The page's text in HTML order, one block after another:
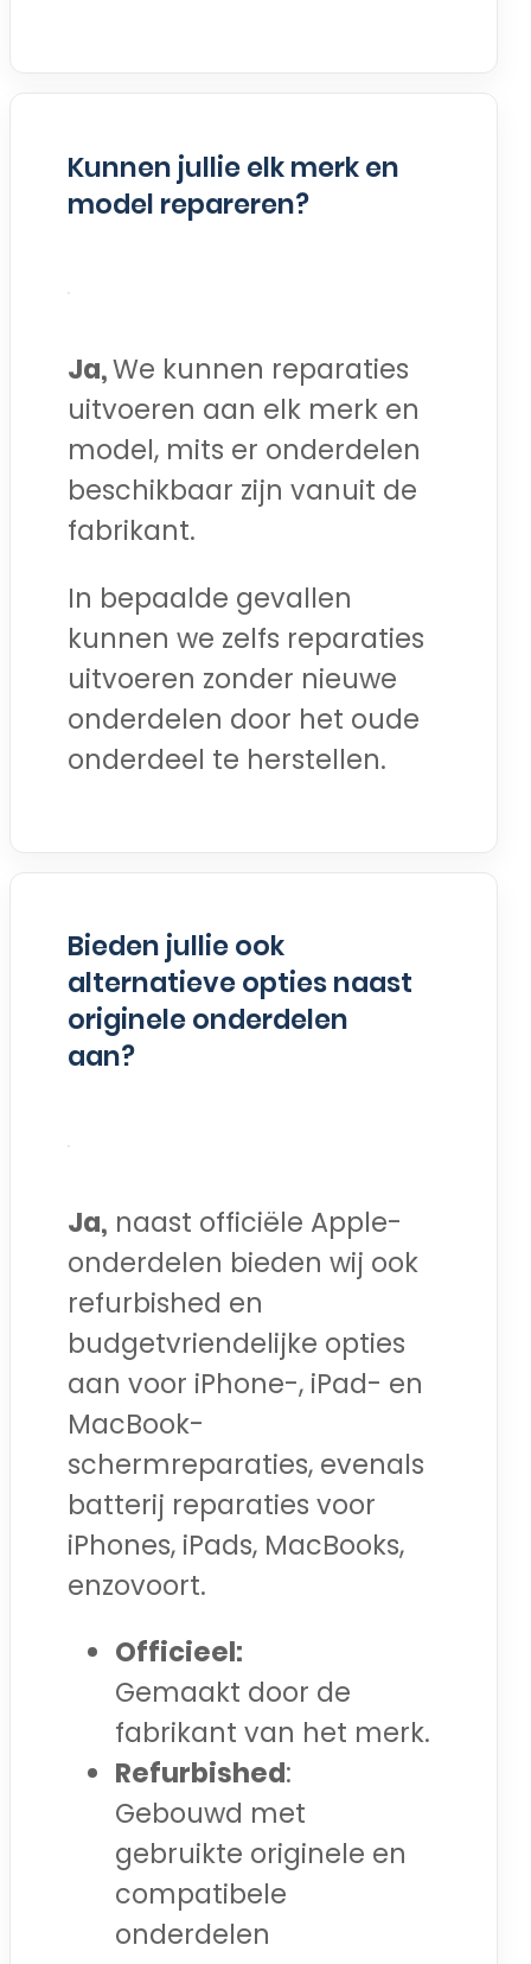
Kunnen jullie elk merk en
model repareren?
Ja,We kunnen reparaties
uitvoeren aan elk merk en
model, mits er onderdelen
beschikbaar zijn vanuit de
fabrikant.
In bepaalde gevallen
kunnen we zelfs reparaties
uitvoeren zonder nieuwe
onderdelen door het oude
onderdeel te herstellen.
Bieden jullie ook
alternatieve opties naast
originele onderdelen
aan?
Ja, naast officiële Apple-
onderdelen bieden wij ook
refurbished en
budgetvriendelijke opties
aan voor iPhone-, iPad- en
MacBook-
schermreparaties, evenals
batterij reparaties voor
iPhones, iPads, MacBooks,
enzovoort.
Officieel:
Gemaakt door de
fabrikant van het merk.
Refurbished:
Gebouwd met
gebruikte originele en
compatibele
onderdelen